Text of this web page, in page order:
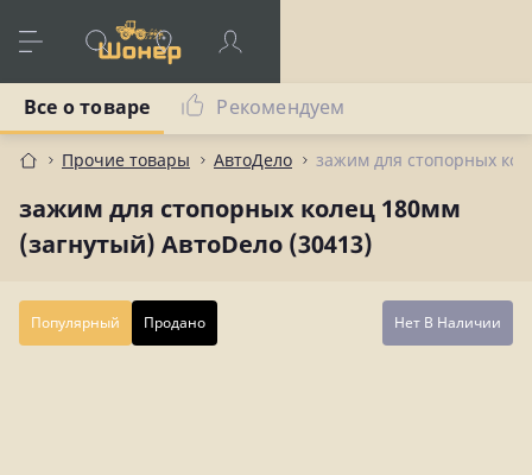
Прочие товары АвтоДело зажим для стопорных
зажим для стопорных колец 180мм
(загнутый) АвтоDело (30413)
Все о товаре Рекомендуем
Популярный Продано Нет В Наличии